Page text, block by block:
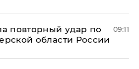
повторный удар по
области России
09:11